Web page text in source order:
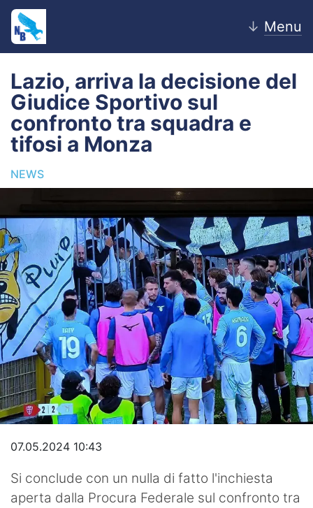
↓ Menu
Home
News
Editoriale
Pagelle
Settore Giovanile
Lazio Women
Calciomercato
Video
Lazio, arriva la decisione del
Giudice Sportivo sul
confronto tra squadra e
tifosi a Monza
NEWS
07.05.2024 10:43
Si conclude con un nulla di fatto l'inchiesta
aperta dalla Procura Federale sul confronto tra